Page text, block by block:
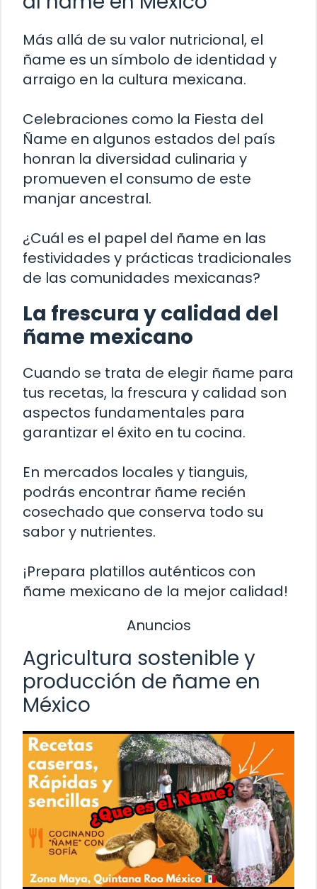
Más allá de su valor nutricional, el
ñame es un símbolo de identidad y
arraigo en la cultura mexicana.
Celebraciones como la Fiesta del
Ñame en algunos estados del país
honran la diversidad culinaria y
promueven el consumo de este
manjar ancestral.
¿Cuál es el papel del ñame en las
festividades y prácticas tradicionales
de las comunidades mexicanas?
La frescura y calidad del
ñame mexicano
Cuando se trata de elegir ñame para
tus recetas, la frescura y calidad son
aspectos fundamentales para
garantizar el éxito en tu cocina.
En mercados locales y tianguis,
podrás encontrar ñame recién
cosechado que conserva todo su
sabor y nutrientes.
¡Prepara platillos auténticos con
ñame mexicano de la mejor calidad!
Anuncios
Agricultura sostenible y
producción de ñame en
México